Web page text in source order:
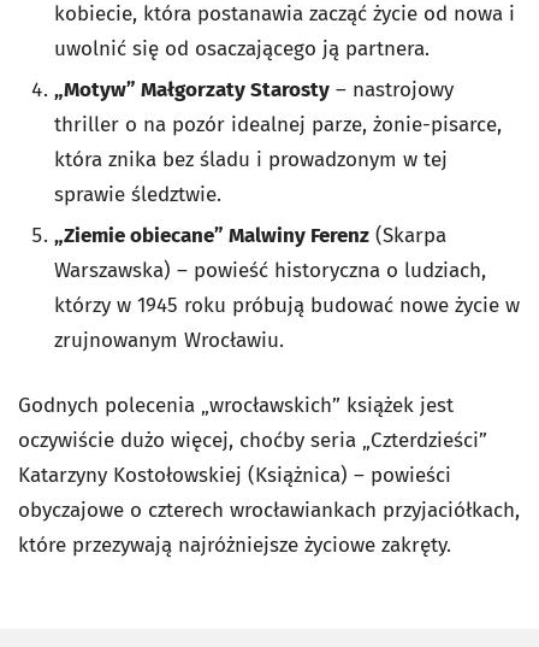
kobiecie, która postanawia zacząć życie od nowa i
uwolnić się od osaczającego ją partnera.
„Motyw” Małgorzaty Starosty – nastrojowy
thriller o na pozór idealnej parze, żonie-pisarce,
która znika bez śladu i prowadzonym w tej
sprawie śledztwie.
„Ziemie obiecane” Malwiny Ferenz (Skarpa
Warszawska) – powieść historyczna o ludziach,
którzy w 1945 roku próbują budować nowe życie w
zrujnowanym Wrocławiu.
Godnych polecenia „wrocławskich” książek jest
oczywiście dużo więcej, choćby seria „Czterdzieści”
Katarzyny Kostołowskiej (Książnica) – powieści
obyczajowe o czterech wrocławiankach przyjaciółkach,
które przezywają najróżniejsze życiowe zakręty.